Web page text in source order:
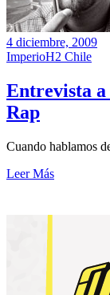
4 diciembre, 2009
ImperioH2 Chile
Entrevista
Rap
Cuando hablamos
Leer Más